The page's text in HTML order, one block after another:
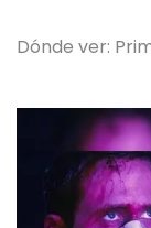
Dónde ver: